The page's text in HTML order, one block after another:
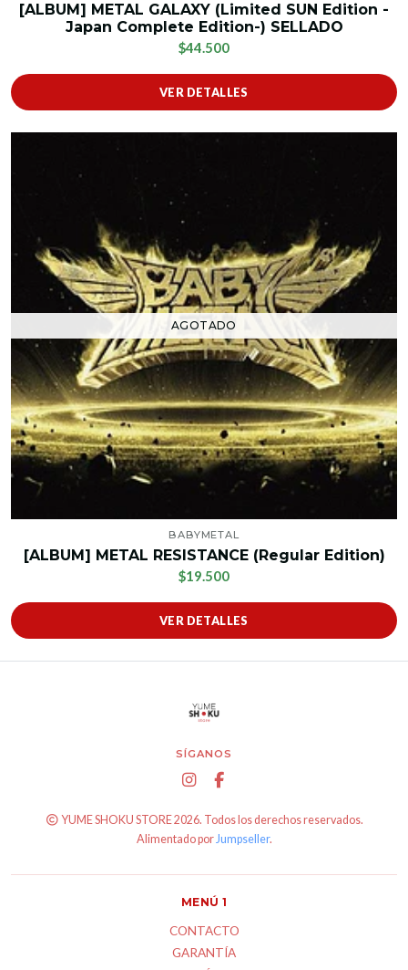
[ALBUM] METAL GALAXY (Limited SUN Edition -
Japan Complete Edition-) SELLADO
$44.500
VER DETALLES
AGOTADO
BABYMETAL
[ALBUM] METAL RESISTANCE (Regular Edition)
$19.500
VER DETALLES
SÍGANOS
YUME SHOKU STORE 2026. Todos los derechos reservados.
Alimentado porJumpseller.
MENÚ 1
CONTACTO
GARANTÍA